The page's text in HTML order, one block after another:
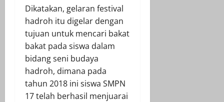
Dikatakan, gelaran festival
hadroh itu digelar dengan
tujuan untuk mencari bakat
bakat pada siswa dalam
bidang seni budaya
hadroh, dimana pada
tahun 2018 ini siswa SMPN
17 telah berhasil menjuarai